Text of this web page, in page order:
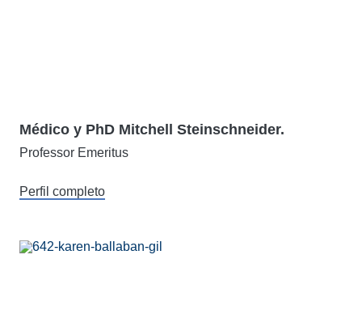
Médico y PhD Mitchell Steinschneider.
Professor Emeritus
Perfil completo